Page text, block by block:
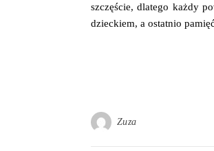
szczęście, dlatego każdy
dzieckiem, a ostatnio
Zuza